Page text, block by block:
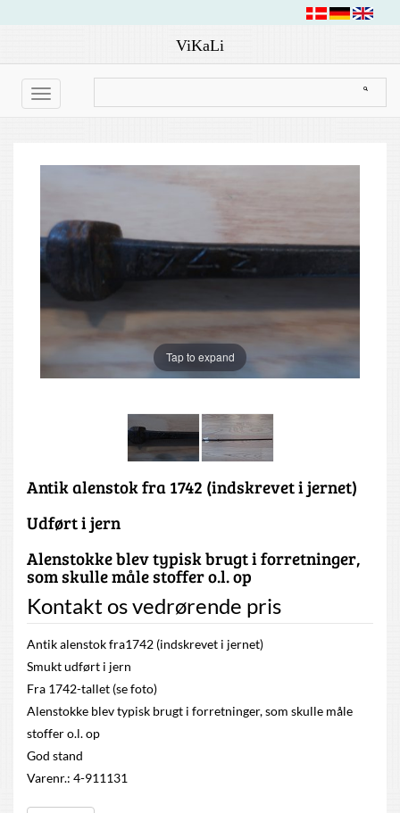
ViKaLi
Toggle
navigation
Tap to expand
Antik alenstok fra 1742 (indskrevet i jernet)
Udført i jern
Alenstokke blev typisk brugt i forretninger,
som skulle måle stoffer o.l. op
Kontakt os vedrørende pris
Antik alenstok fra1742 (indskrevet i jernet)
Smukt udført i jern
Fra 1742-tallet (se foto)
Alenstokke blev typisk brugt i forretninger, som skulle måle
stoffer o.l. op
God stand
Varenr.: 4-911131